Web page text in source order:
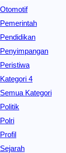
Otomotif
Pemerintah
Pendidikan
Penyimpangan
Peristiwa
Kategori 4
Semua Kategori
Politik
Polri
Profil
Sejarah